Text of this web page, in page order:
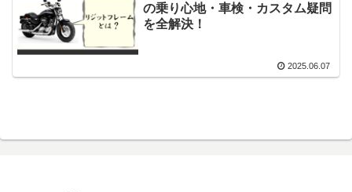
の乗り心地・車検・カスタム疑問
を全解決！
2025.06.07